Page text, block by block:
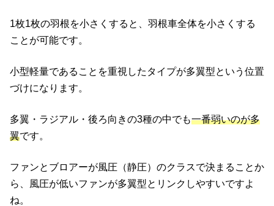
1枚1枚の羽根を小さくすると、羽根車全体を小さくする
ことが可能です。
小型軽量であることを重視したタイプが多翼型という位置
づけになります。
多翼・ラジアル・後ろ向きの3種の中でも一番弱いのが多
翼です。
ファンとブロアーが風圧（静圧）のクラスで決まることか
ら、風圧が低いファンが多翼型とリンクしやすいですよ
ね。